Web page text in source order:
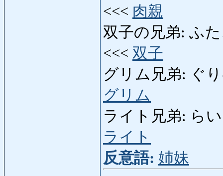
<<< 肉親
双子の兄弟: ふた
<<< 双子
グリム兄弟: ぐ
グリム
ライト兄弟: ら
ライト
反意語: 姉妹